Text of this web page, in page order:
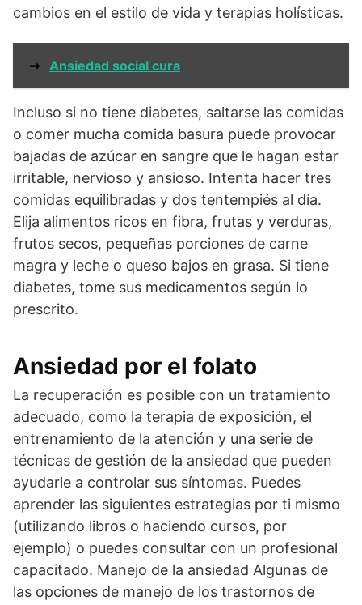
cambios en el estilo de vida y terapias holísticas.
➞ Ansiedad social cura
Incluso si no tiene diabetes, saltarse las comidas
o comer mucha comida basura puede provocar
bajadas de azúcar en sangre que le hagan estar
irritable, nervioso y ansioso. Intenta hacer tres
comidas equilibradas y dos tentempiés al día.
Elija alimentos ricos en fibra, frutas y verduras,
frutos secos, pequeñas porciones de carne
magra y leche o queso bajos en grasa. Si tiene
diabetes, tome sus medicamentos según lo
prescrito.
Ansiedad por el folato
La recuperación es posible con un tratamiento
adecuado, como la terapia de exposición, el
entrenamiento de la atención y una serie de
técnicas de gestión de la ansiedad que pueden
ayudarle a controlar sus síntomas. Puedes
aprender las siguientes estrategias por ti mismo
(utilizando libros o haciendo cursos, por
ejemplo) o puedes consultar con un profesional
capacitado. Manejo de la ansiedad Algunas de
las opciones de manejo de los trastornos de